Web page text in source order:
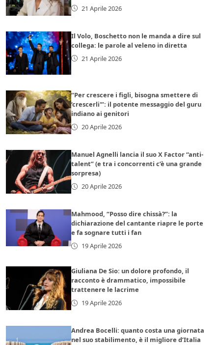
21 Aprile 2026
Il Volo, Boschetto non le manda a dire sul
collega: le parole al veleno in diretta
21 Aprile 2026
“Per crescere i figli, bisogna smettere di
‘crescerli'”: il potente messaggio del guru
indiano ai genitori
20 Aprile 2026
Manuel Agnelli lancia il suo X Factor “anti-
talent” (e tra i concorrenti c’è una grande
sorpresa)
20 Aprile 2026
Mahmood, “Posso dire chissà?”: la
dichiarazione del cantante riapre le porte
e fa sognare tutti i fan
19 Aprile 2026
Giuliana De Sio: un dolore profondo, il
racconto è drammatico, impossibile
trattenere le lacrime
19 Aprile 2026
Andrea Bocelli: quanto costa una giornata
nel suo stabilimento, è il migliore d’Italia